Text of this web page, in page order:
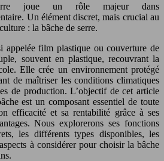
Un élément discret, mais crucial au
: la bâche de serre.
appelée film plastique ou couverture de
souvent en plastique, recouvrant la
Elle crée un environnement protégé
de maîtriser les conditions climatiques
de production. L’objectif de cet article
est un composant essentiel de toute
efficacité et sa rentabilité grâce à ses
Nous explorerons ses fonctions
les différents types disponibles, les
à considérer pour choisir la bâche